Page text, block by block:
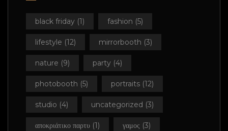
black friday (1) fashion (5)
lifestyle (12) mirrorbooth (3)
nature (9) party (4)
photobooth (5) portraits (12)
studio (4) uncategorized (3)
αποκριάτικο παρτυ (1) γαμος (3)